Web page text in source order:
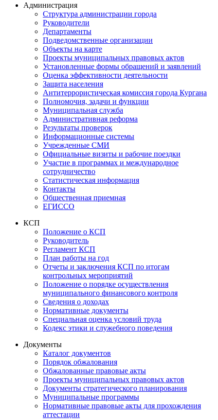
Администрация
Структура администрации города
Руководители
Департаменты
Подведомственные организации
Объекты на карте
Проекты муниципальных правовых актов
Установленные формы обращений и заявлений
Оценка эффективности деятельности
Защита населения
Антитеррористическая комиссия города Кургана
Полномочия, задачи и функции
Муниципальная служба
Административная реформа
Результаты проверок
Информационные системы
Учрежденные СМИ
Официальные визиты и рабочие поездки
Участие в программах и международное
сотрудничество
Статистическая информация
Контакты
Общественная приемная
ЕГИССО
КСП
Положение о КСП
Руководитель
Регламент КСП
План работы на год
Отчеты и заключения КСП по итогам
контрольных мероприятий
Положение о порядке осуществления
муниципального финансового контроля
Сведения о доходах
Нормативные документы
Специальная оценка условий труда
Кодекс этики и служебного поведения
Документы
Каталог документов
Порядок обжалования
Обжалованные правовые акты
Проекты муниципальных правовых актов
Документы стратегического планирования
Муниципальные программы
Нормативные правовые акты для прохождения
аттестации